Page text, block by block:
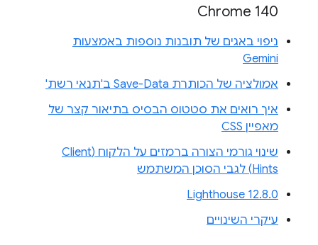
Chrome 140
ניפוי באגים של תובנות נוספות באמצעות
Gemini
אמולציה של הכותרת Save-Data ב'תנאי רשת'
איך רואים את סטטוס הבסיס בתיאור קצר של
מאפיין CSS
שינוי גורמי הצורה ברמזים על הלקוח (Client
Hints) לגבי הסוכן המשתמש
Lighthouse 12.8.0
עיקרי השינויים